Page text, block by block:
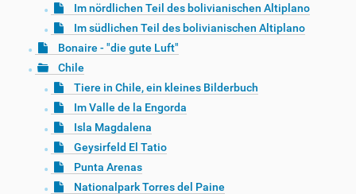
Im nördlichen Teil des bolivianischen Altiplano
Im südlichen Teil des bolivianischen Altiplano
Bonaire - "die gute Luft"
Chile
Tiere in Chile, ein kleines Bilderbuch
Im Valle de la Engorda
Isla Magdalena
Geysirfeld El Tatio
Punta Arenas
Nationalpark Torres del Paine